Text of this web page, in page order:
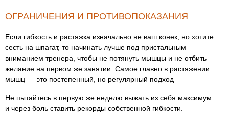
ОГРАНИЧЕНИЯ И ПРОТИВОПОКАЗАНИЯ
Если гибкость и растяжка изначально не ваш конек, но хотите
сесть на шпагат, то начинать лучше под пристальным
вниманием тренера, чтобы не потянуть мышцы и не отбить
желание на первом же занятии. Самое главно в растяжении
мышц — это постепенный, но регулярный подход
Не пытайтесь в первую же неделю выжать из себя максимум
и через боль ставить рекорды собственной гибкости.